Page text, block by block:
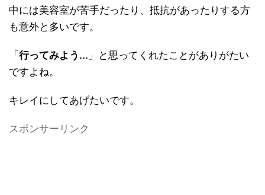
中には美容室が苦手だったり、抵抗があったりする方
も意外と多いです。
「 行ってみよう... 」と思ってくれたことがありがたい
ですよね。
キレイにしてあげたいです。
スポンサーリンク